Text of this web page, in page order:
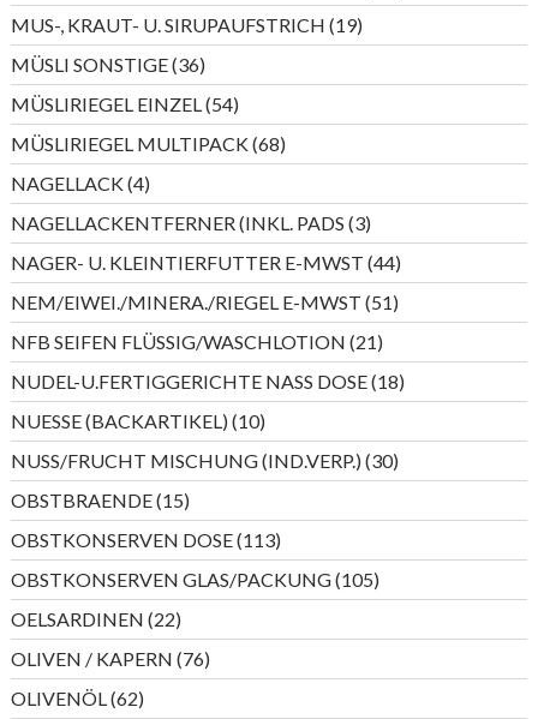
Produkte
MUS-, KRAUT- U. SIRUPAUFSTRICH 1919
Produkte
MÜSLI SONSTIGE 3636
Produkte
MÜSLIRIEGEL EINZEL 5454
Produkte
MÜSLIRIEGEL MULTIPACK 6868
Produkte
NAGELLACK 44
Produkte
NAGELLACKENTFERNER (INKL. PADS 33
Produkte
NAGER- U. KLEINTIERFUTTER E-MWST 4444
Produkte
NEM/EIWEI./MINERA./RIEGEL E-MWST 5151
Produkte
NFB SEIFEN FLÜSSIG/WASCHLOTION 2121
Produkte
NUDEL-U.FERTIGGERICHTE NASS DOSE 1818
Produkte
NUESSE (BACKARTIKEL) 1010
Produkte
NUSS/FRUCHT MISCHUNG (IND.VERP.) 3030
Produkte
OBSTBRAENDE 1515
Produkte
OBSTKONSERVEN DOSE 113113
Produkte
OBSTKONSERVEN GLAS/PACKUNG 105105
Produkte
OELSARDINEN 2222
Produkte
OLIVEN / KAPERN 7676
Produkte
OLIVENÖL 6262